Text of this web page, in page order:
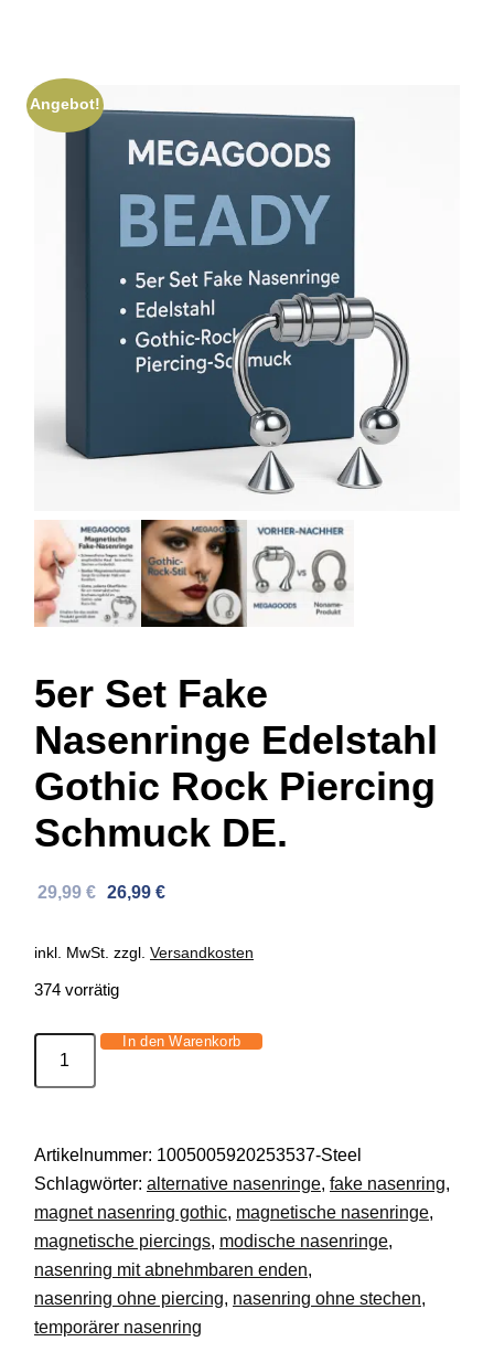
Angebot!
5er Set Fake
Nasenringe Edelstahl
Gothic Rock Piercing
Schmuck DE.
Ursprünglicher
war:
29,99 € Aktueller
ist:
26,99 €
inkl. MwSt. zzgl. Versandkosten
374 vorrätig
Edelstahl
Gothic
Rock
Piercing
Schmuck
DE.
Menge
In den Warenkorb
Artikelnummer: 1005005920253537-Steel
Schlagwörter: alternative nasenringe, fake nasenring,
magnet nasenring gothic, magnetische nasenringe,
magnetische piercings, modische nasenringe,
nasenring mit abnehmbaren enden,
nasenring ohne piercing, nasenring ohne stechen,
temporärer nasenring